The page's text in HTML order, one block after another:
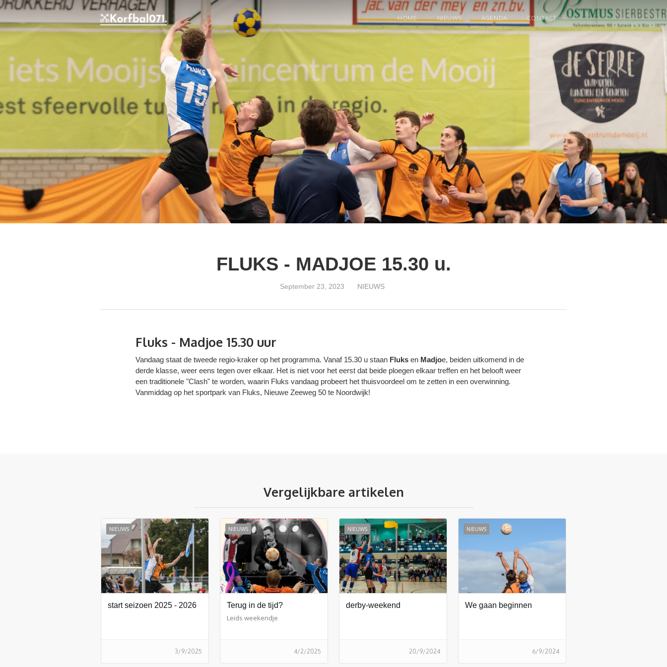
HOME NIEUWS AGENDA CONTACT
FLUKS - MADJOE 15.30 u.
September 23, 2023 NIEUWS
Fluks - Madjoe 15.30 uur
Vandaag staat de tweede regio-kraker op het programma. Vanaf 15.30 u staan Fluksen Madjoe, beiden uitkomend in de
derde klasse, weer eens tegen over elkaar. Het is niet voor het eerst dat beide ploegen elkaar treffen en het belooft weer
een traditionele "Clash" te worden, waarin Fluks vandaag probeert het thuisvoordeel om te zetten in een overwinning.
Vanmiddag op het sportpark van Fluks, Nieuwe Zeeweg 50 te Noordwijk!
Vergelijkbare artikelen
NIEUWS
start seizoen 2025 - 2026
3/9/2025
NIEUWS
Terug in de tijd?
Leids weekendje
4/2/2025
NIEUWS
derby-weekend
20/9/2024
NIEUWS
We gaan beginnen
6/9/2024